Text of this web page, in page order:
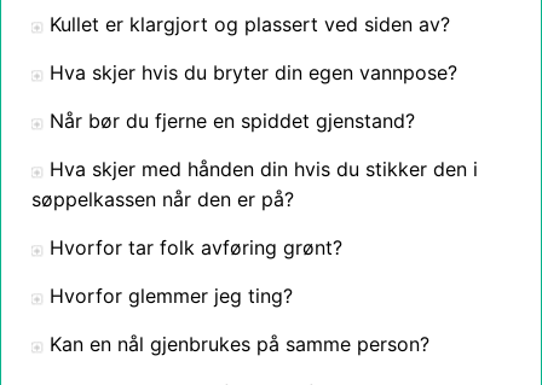
Kullet er klargjort og plassert ved siden av?
Hva skjer hvis du bryter din egen vannpose?
Når bør du fjerne en spiddet gjenstand?
Hva skjer med hånden din hvis du stikker den i
søppelkassen når den er på?
Hvorfor tar folk avføring grønt?
Hvorfor glemmer jeg ting?
Kan en nål gjenbrukes på samme person?